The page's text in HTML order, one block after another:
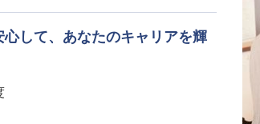
けるよう、充実したサポート体制を
ポートなど、ライフステージの変
キルアップを目指せる環境です。
に成長できる職場です。
して、あなたのキャリアを輝